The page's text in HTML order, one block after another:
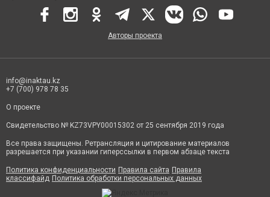
Авторы проекта
info@inaktau.kz
+7 (700) 978 78 35
О проекте
Свидетельство № KZ73VPY00015302 от 25 сентября 2019 года
Все права защищены. Ретрансляция и цитирование материалов
разрешается при указании гиперссылки в первом абзаце текста
Политика конфиденциальности Правила сайта Правила
классифайд Политика обработки персональных данных